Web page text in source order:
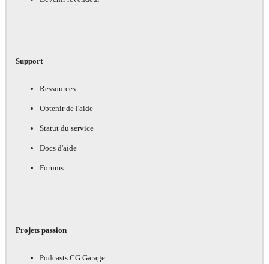
Support
Ressources
Obtenir de l'aide
Statut du service
Docs d'aide
Forums
Projets passion
Podcasts CG Garage